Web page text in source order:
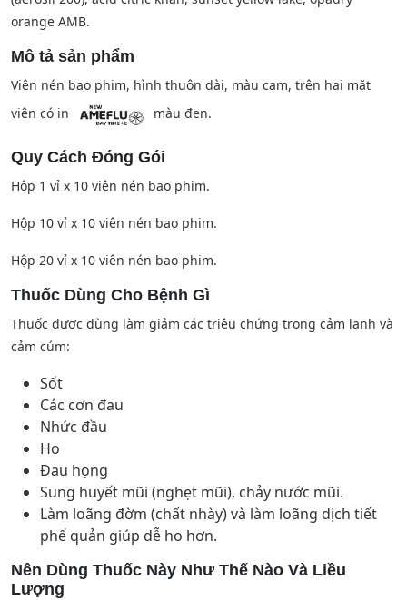
orange AMB.
Mô tả sản phẩm
Viên nén bao phim, hình thuôn dài, màu cam, trên hai mặt
viên có in
màu đen.
Quy Cách Đóng Gói
Hộp 1 vỉ x 10 viên nén bao phim.
Hộp 10 vỉ x 10 viên nén bao phim.
Hộp 20 vỉ x 10 viên nén bao phim.
Thuốc Dùng Cho Bệnh Gì
Thuốc được dùng làm giảm các triệu chứng trong cảm lạnh và
cảm cúm:
Sốt
Các cơn đau
Nhức đầu
Ho
Đau họng
Sung huyết mũi (nghẹt mũi), chảy nước mũi.
Làm loãng đờm (chất nhày) và làm loãng dịch tiết
phế quản giúp dễ ho hơn.
Nên Dùng Thuốc Này Như Thế Nào Và Liều
Lượng